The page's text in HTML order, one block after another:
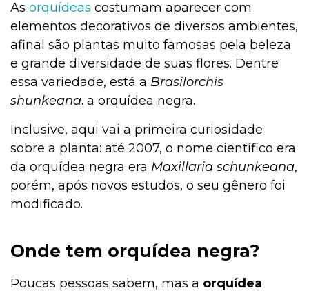
As orquídeas costumam aparecer com
elementos decorativos de diversos ambientes,
afinal são plantas muito famosas pela beleza
e grande diversidade de suas flores. Dentre
essa variedade, está a Brasilorchis
shunkeana. a orquídea negra.
Inclusive, aqui vai a primeira curiosidade
sobre a planta: até 2007, o nome científico era
da orquídea negra era Maxillaria schunkeana,
porém, após novos estudos, o seu gênero foi
modificado.
Onde tem orquídea negra?
Poucas pessoas sabem, mas a orquídea